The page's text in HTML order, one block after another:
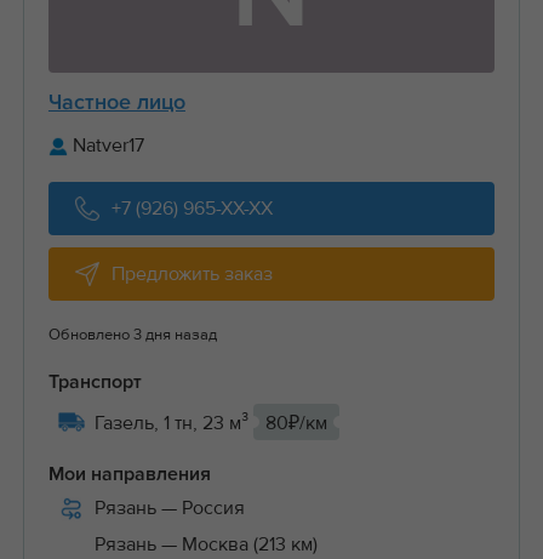
Частное лицо
Natver17
+7 (926) 965-XX-XX
Предложить заказ
Обновлено 3 дня назад
Транспорт
Газель, 1 тн, 23 м³ 80₽/км
Мои направления
Рязань — Россия
Рязань — Москва (213 км)